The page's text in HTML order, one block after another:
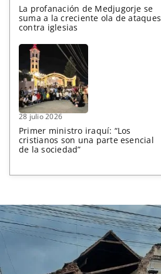
La profanación de Medjugorje se
suma a la creciente ola de ataques
contra iglesias
28 julio 2026
Primer ministro iraquí: “Los
cristianos son una parte esencial
de la sociedad”